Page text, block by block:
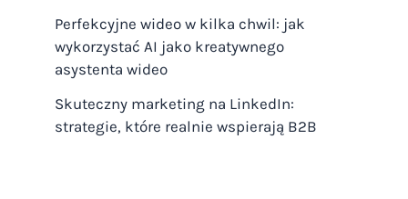
Perfekcyjne wideo w kilka chwil: jak
wykorzystać AI jako kreatywnego
asystenta wideo
Skuteczny marketing na LinkedIn:
strategie, które realnie wspierają B2B